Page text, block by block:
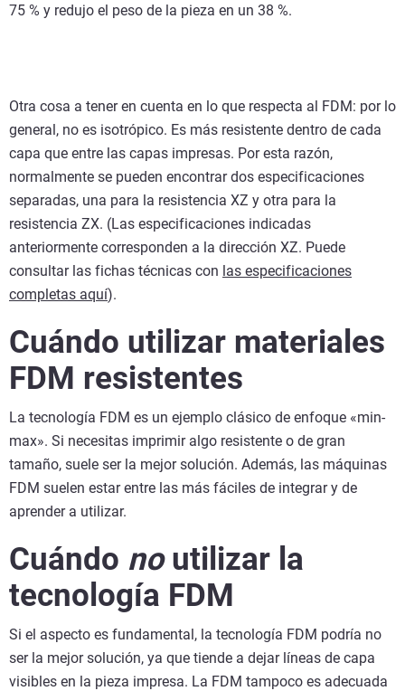
75 % y redujo el peso de la pieza en un 38 %.
Otra cosa a tener en cuenta en lo que respecta al FDM: por lo
general, no es isotrópico. Es más resistente dentro de cada
capa que entre las capas impresas. Por esta razón,
normalmente se pueden encontrar dos especificaciones
separadas, una para la resistencia XZ y otra para la
resistencia ZX. (Las especificaciones indicadas
anteriormente corresponden a la dirección XZ. Puede
consultar las fichas técnicas con las especificaciones
completas aquí).
Cuándo utilizar materiales
FDM resistentes
La tecnología FDM es un ejemplo clásico de enfoque «min-
max». Si necesitas imprimir algo resistente o de gran
tamaño, suele ser la mejor solución. Además, las máquinas
FDM suelen estar entre las más fáciles de integrar y de
aprender a utilizar.
Cuándo noutilizar la
tecnología FDM
Si el aspecto es fundamental, la tecnología FDM podría no
ser la mejor solución, ya que tiende a dejar líneas de capa
visibles en la pieza impresa. La FDM tampoco es adecuada